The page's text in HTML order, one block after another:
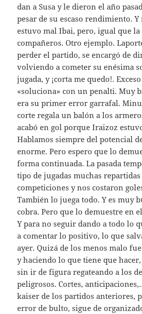
dan a Susa y le dieron el año
pesar de su escaso rendimiento.
estuvo mal Ibai, pero, igual que la
compañeros. Otro ejemplo.
perder el partido, se encargó de
volviendo a cometer su enésima
jugada, y ¡corta me quedo!.
«soluciona» con un penalti. Muy
era su primer error garrafal.
corte regala un balón a los
acabó en gol porque Iraizoz
Hablamos siempre del potencial
enorme. Pero espero que lo
forma continuada. La pasada
tipo de jugadas muchas repartidas
competiciones y nos costaron
También lo juega todo. Y es muy
cobra. Pero que lo demuestre en
Y para no seguir dando a todo lo
a comentar lo positivo, lo que
ayer. Quizá de los menos malo
y haciendo lo que tiene que
sin ir de figura regateando a los
peligrosos. Cortes,
kaiser de los partidos anteriores,
error de bulto, sigue de